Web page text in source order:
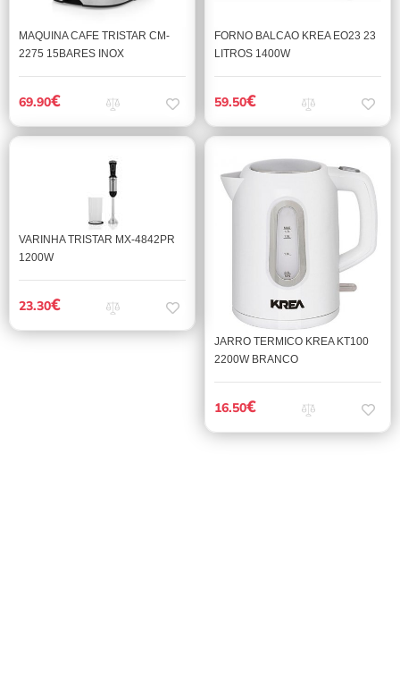
MAQUINA CAFE TRISTAR CM-
2275 15BARES INOX
69.90€
FORNO BALCAO KREA EO23 23
LITROS 1400W
59.50€
VARINHA TRISTAR MX-4842PR
1200W
23.30€
JARRO TERMICO KREA KT100
2200W BRANCO
16.50€